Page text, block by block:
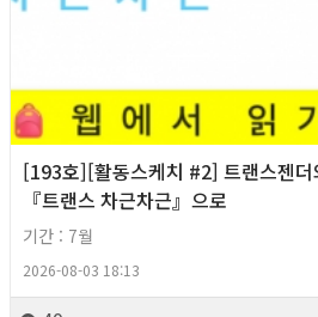
[193호][활동스케치 #2] 트랜스젠더
『트랜스 차근차근』으로
기간 : 7월
2026-08-03 18:13